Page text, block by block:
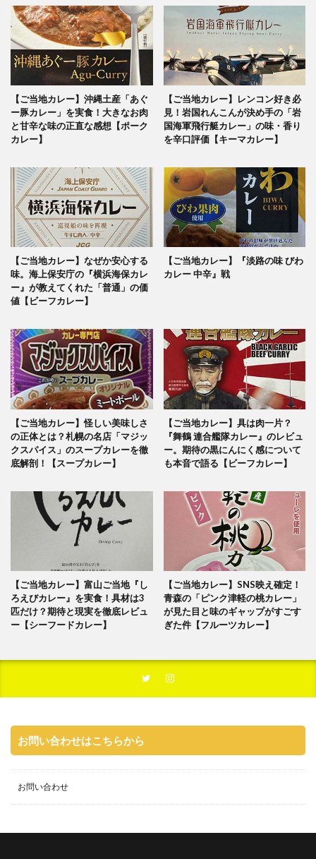
【ご当地カレー】沖縄土産「あぐ
ー豚カレー」を実食！大きなお肉
と甘辛な味の正直な感想【ポーク
カレー】
【ご当地カレー】レンコン好き必
見！岩国れんこんが決め手の「岩
国海軍飛行艇カレー」の味・香り
を辛口評価【キーマカレー】
【ご当地カレー】なぜか安心する
味。海上保安庁の『横浜海保カレ
ー』が教えてくれた「普通」の価
値【ビーフカレー】
【ご当地カレー】『淡路の味 びわ
カレー 中辛』戦
【ご当地カレー】怪しい美味しさ
の正体とは？札幌の名店「マジッ
クスパイス」のスープカレーを徹
底解剖！【スープカレー】
【ご当地カレー】具は肉一片？
『舞鶴 連合艦隊カレー』のレビュ
ー。期待の黒にんにく感について
も本音で語る【ビーフカレー】
【ご当地カレー】富山ご当地『し
ろえびカレー』を実食！具材は3
匹だけ？期待と現実を徹底レビュ
ー【シーフードカレー】
【ご当地カレー】SNS映え確定！
青森の「ピンク津軽の桃カレー」
が見た目と味のギャップがすごす
ぎた件【フルーツカレー】
お問い合わせはこちらから
お問い合わせ